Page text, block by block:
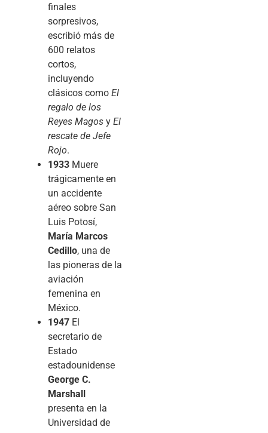
finales
sorpresivos,
escribió más de
600 relatos
cortos,
incluyendo
clásicos como El
regalo de los
Reyes Magos y El
rescate de Jefe
Rojo.
1933 Muere
trágicamente en
un accidente
aéreo sobre San
Luis Potosí,
María Marcos
Cedillo, una de
las pioneras de la
aviación
femenina en
México.
1947 El
secretario de
Estado
estadounidense
George C.
Marshall
presenta en la
Universidad de